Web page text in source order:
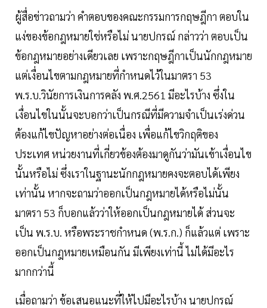
ผู้สื่อข่าวถามว่า คำตอบของคณะกรรมการกฤษฎีกา ตอบใน
แง่ของข้อกฎหมายใช่หรือไม่ นายปกรณ์ กล่าวว่า ตอบเป็น
ข้อกฎหมายอย่างเดียวเลย เพราะกฤษฎีกาเป็นนักกฎหมาย
แต่เงื่อนไขตามกฎหมายที่กำหนดไว้ในมาตรา 53
พ.ร.บ.วินัยการเงินการคลัง พ.ศ.2561 มีอะไรบ้าง ซึ่งใน
เงื่อนไขในนั้นจะบอกว่าเป็นกรณีที่มีความจำเป็นเร่งด่วน
ต้องแก้ไขปัญหาอย่างต่อเนื่อง เพื่อแก้ไขวิกฤติของ
ประเทศ หน่วยงานที่เกี่ยวข้องต้องมาดูกันว่ามันเข้าเงื่อนไข
นั้นหรือไม่ ซึ่งเราในฐานะนักกฎหมายคงจะตอบได้เพียง
เท่านั้น หากจะถามว่าออกเป็นกฎหมายได้หรือไม่นั้น
มาตรา 53 ก็บอกแล้วว่าให้ออกเป็นกฎหมายได้ ส่วนจะ
เป็น พ.ร.บ. หรือพระราชกำหนด (พ.ร.ก.) ก็แล้วแต่ เพราะ
ออกเป็นกฎหมายเหมือนกัน มีเพียงเท่านี้ ไม่ได้มีอะไร
มากกว่านี้
เมื่อถามว่า ข้อเสนอแนะที่ให้ไปมีอะไรบ้าง นายปกรณ์